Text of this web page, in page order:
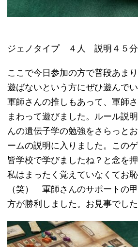
ジェノタイプ ４人 説明４５
ここで今日参加の方で普段あま
遊ばないという方にぜひ遊んで
軍師さんの推しもあって、軍師
まわって遊びました。ルール説
んの遺伝子学の勉強をさらっと
ームの説明に入りました。この
皆学校で学びましたね？と念を
私はまったく覚えていなくてお
（笑） 軍師さんのサポートの
方が勝利しました。お見事でした